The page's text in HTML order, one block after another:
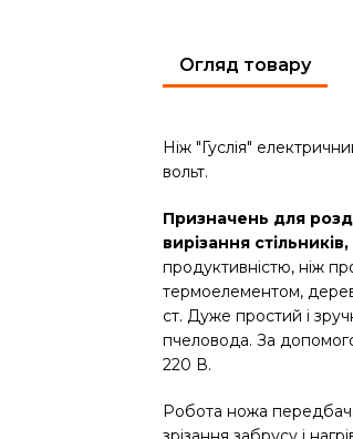
Огляд товару
Ніж "Гуслія"
вольт.
Призначень для
вирізання
продуктивністю, ніж
термоелементом,
ст. Дуже простий і
пчеловода. За
220 В.
Робота ножа